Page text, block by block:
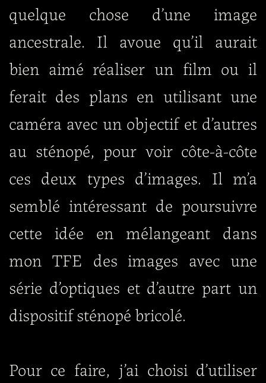
quelque chose d’une image
ancestrale. Il avoue qu’il aurait
bien aimé réaliser un film ou il
ferait des plans en utilisant une
caméra avec un objectif et d’autres
au sténopé, pour voir côte-à-côte
ces deux types d’images. Il m’a
semblé intéressant de poursuivre
cette idée en mélangeant dans
mon TFE des images avec une
série d’optiques et d’autre part un
dispositif sténopé bricolé.
Pour ce faire, j’ai choisi d’utiliser